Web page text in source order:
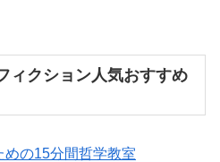
ィクション人気おすすめ
めの15分間哲学教室